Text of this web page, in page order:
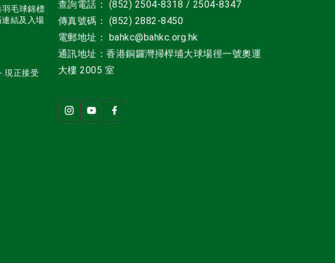
毛球錦標
結及入場
現正接受
查詢電話： (852) 2504-8318 / 2504-8347
傳真號碼： (852) 2882-8450
電郵地址 ： bahkc@bahkc.org.hk
通訊地址：香港銅鑼灣掃桿埔大球場徑一號奧運
大樓 2005 室